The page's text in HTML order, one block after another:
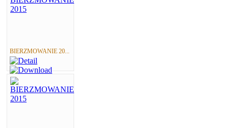
BIERZMOWANIE 20...